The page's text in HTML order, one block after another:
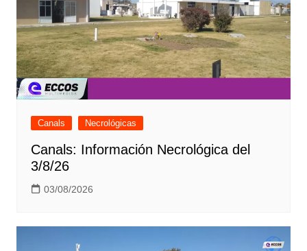
Canals Necrológicas
Canals: Información Necrológica del
3/8/26
03/08/2026